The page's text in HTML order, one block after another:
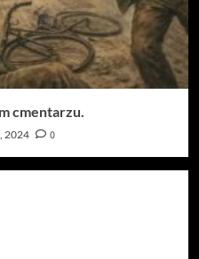
cmentarzu.
2024 0